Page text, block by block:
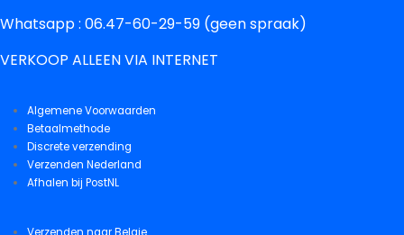
Whatsapp : 06.47-60-29-59 (geen spraak)
VERKOOP ALLEEN VIA INTERNET
Algemene Voorwaarden
Betaalmethode
Discrete verzending
Verzenden Nederland
Afhalen bij PostNL
Verzenden naar Belgie